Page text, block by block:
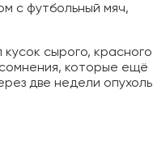
с футбольный мяч,
сырого, красного
которые ещё
две недели опухоль